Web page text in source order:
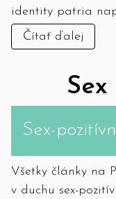
identity patria
Čítať ďalej
Sex-
Všetky články na
v duchu sex-